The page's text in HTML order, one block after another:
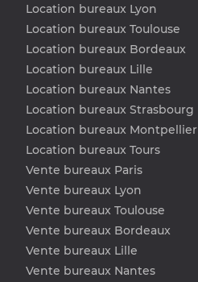
Location bureaux Lyon
Location bureaux Toulouse
Location bureaux Bordeaux
Location bureaux Lille
Location bureaux Nantes
Location bureaux Strasbourg
Location bureaux Montpellier
Location bureaux Tours
Vente bureaux Paris
Vente bureaux Lyon
Vente bureaux Toulouse
Vente bureaux Bordeaux
Vente bureaux Lille
Vente bureaux Nantes